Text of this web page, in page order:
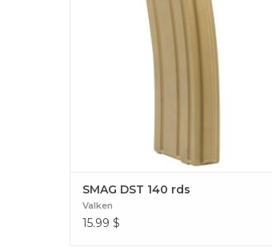
140 rds
SMAG DST 140 rds
Valken
15.99 $